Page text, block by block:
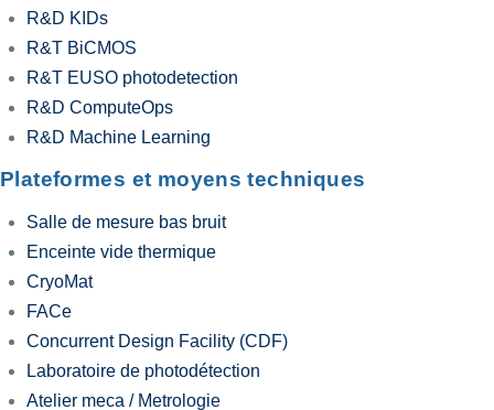
R&D KIDs
R&T BiCMOS
R&T EUSO photodetection
R&D ComputeOps
R&D Machine Learning
Plateformes et moyens techniques
Salle de mesure bas bruit
Enceinte vide thermique
CryoMat
FACe
Concurrent Design Facility (CDF)
Laboratoire de photodétection
Atelier meca / Metrologie